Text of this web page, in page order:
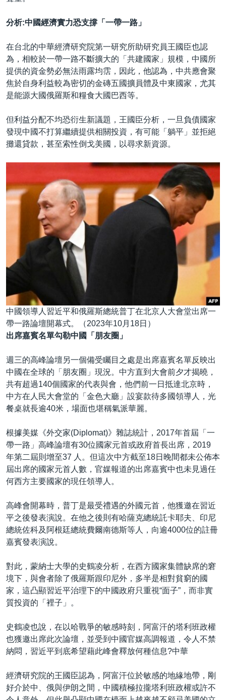
分析:中國經濟實力恐支撐「一帶一路」
在台北的中華經濟研究院第一研究所助研究員王國臣也認
為，相較於一帶一路不斷擴大的「共建國家」規模，中國所
提供的資金勢必無法雨露均霑，因此，他認為，中共應會聚
焦於自身利益較為密切的金磚五國擴員體及中東國家，尤其
是能源大國俄羅斯和糧食大國巴西等。
但利益分配不均恐衍生新議題，王國臣分析，一旦負債國家
發現中國不打算繼續提供相關投資，有可能「躺平」並拒絕
攤還貸款，甚至索性倒戈美國，以尋求新資源。
中國領導人習近平和俄羅斯總統普丁在北京人大會堂出席一
帶一路論壇開幕式。（2023年10月18日）
出席嘉賓名單勾勒中國「朋友圈」
週三的高峰論壇另一個備受矚目之處是出席嘉賓名單反映出
中國在全球的「朋友圈」現況。中方直到大會前夕才揭曉，
共有超過140個國家的代表與會，他們前一日抵達北京時，
中方在人民大會堂的「金色大廳」設宴款待多國領導人，光
餐桌就長逾40米，場面也堪稱氣派華麗。
根據美媒《外交家(Diplomat)》雜誌統計，2017年首屆「一
帶一路」高峰論壇有30位國家元首或政府首長出席，2019
年第二屆則增至37 人。但這次中方截至18日晚間都未公佈本
屆出席的國家元首人數，官媒報道的出席嘉賓中也未見過任
何西方主要國家的現任領導人。
高峰會開幕時，普丁是最受禮遇的外國元首，他獲邀在習近
平之後發表演說。在他之後則有哈薩克總統託卡耶夫、印尼
總統佐科及阿根廷總統費爾南德斯等人，向逾4000位的註冊
嘉賓發表演說。
對此，蒙納士大學的史鶴凌分析，在西方國家集體缺席的窘
境下，與會者除了俄羅斯跟印尼外，多半是相對貧窮的國
家，這凸顯習近平治理下的中國政府只重視“面子”，而非實
質投資的「裡子」。
史鶴凌也說，在以哈戰爭的敏感時刻，阿富汗的塔利班政權
也獲邀出席此次論壇，並受到中國官媒高調報道，令人不禁
納悶，習近平到底希望藉此峰會釋放何種信息?中華
經濟研究院的王國臣認為，阿富汗位於敏感的地緣地帶，剛
好介於中、俄與伊朗之間，中國積極拉攏塔利班政權或許不